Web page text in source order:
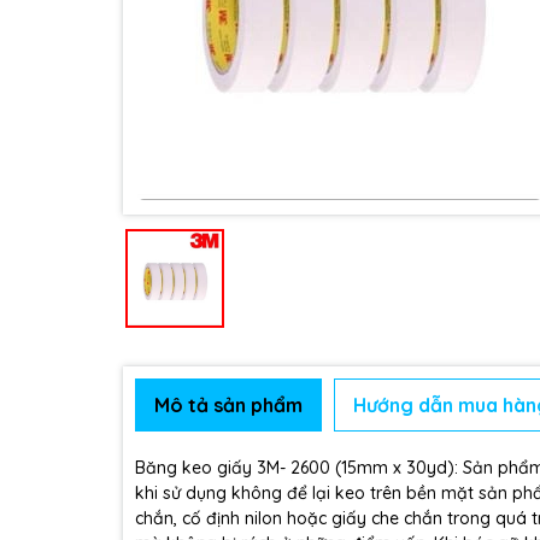
Mô tả sản phẩm Hướng dẫn mua
Băng keo giấy 3M- 2600 (15mm x 30yd): Sản
khi sử dụng không để lại keo trên bền mặt sản
chắn, cố định nilon hoặc giấy che chắn trong quá